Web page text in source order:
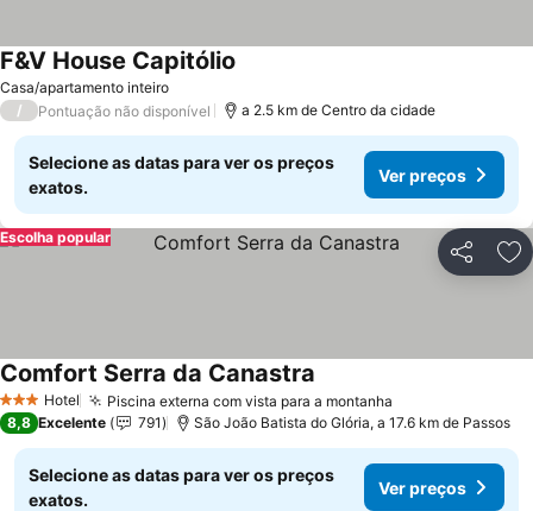
Casa/apartamento inteiro
F&V House Capitólio
/ Pontuação não disponível a 2.5 km de Centro da cidade
Selecione as datas para ver os preços
exatos.
Ver preços
Partilhar
Escolha popular
3 EstrelasHotel Piscina externa com vista para a montanha
Comfort Serra da Canastra
8,8 Excelente 791 São João Batista do Glória, a 17.6 km de Passos
Selecione as datas para ver os preços
exatos.
Ver preços